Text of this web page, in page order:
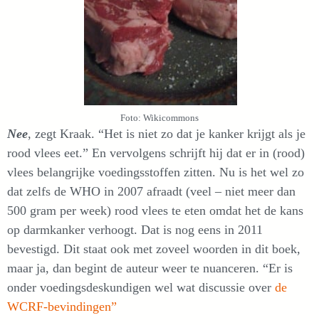
Foto: Wikicommons
Nee, zegt Kraak. “Het is niet zo dat je kanker krijgt als je
rood vlees eet.” En vervolgens schrijft hij dat er in (rood)
vlees belangrijke voedingsstoffen zitten. Nu is het wel zo
dat zelfs de WHO in 2007 afraadt (veel – niet meer dan
500 gram per week) rood vlees te eten omdat het de kans
op darmkanker verhoogt. Dat is nog eens in 2011
bevestigd. Dit staat ook met zoveel woorden in dit boek,
maar ja, dan begint de auteur weer te nuanceren. “Er is
onder voedingsdeskundigen wel wat discussie over de
WCRF-bevindingen”